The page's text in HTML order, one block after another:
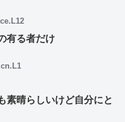
有る者だけ
素晴らしいけど自分にと